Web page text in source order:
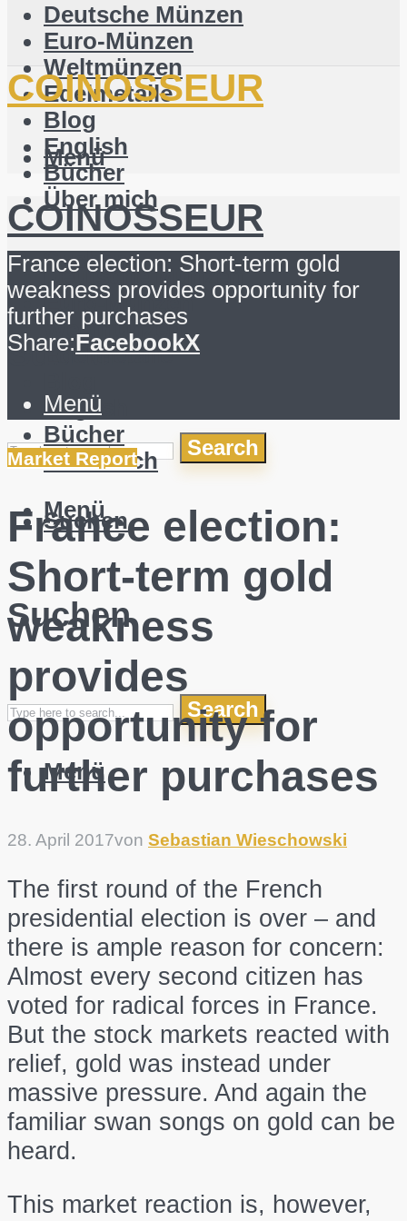
Deutsche Münzen
Euro-Münzen
Weltmünzen
Edelmetalle
Blog
English
Bücher
Über mich
Suchen
Suchen
Search
Menü
COINOSSEUR
Menü
COINOSSEUR
Deutsche Münzen
Euro-Münzen
Weltmünzen
Edelmetalle
English
Bücher
Über mich
Suchen
Suchen
Search
Menü
France election: Short-term gold
weakness provides opportunity for
further purchases
Share:FacebookX
Menü
Market Report
France election:
Short-term gold
weakness
provides
opportunity for
further purchases
28. April 2017von Sebastian Wieschowski
The first round of the French
presidential election is over – and
there is ample reason for concern:
Almost every second citizen has
voted for radical forces in France.
But the stock markets reacted with
relief, gold was instead under
massive pressure. And again the
familiar swan songs on gold can be
heard.
This market reaction is, however,